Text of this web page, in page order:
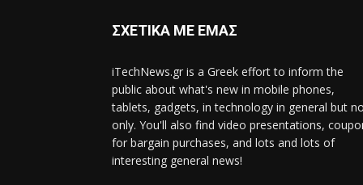
ΣΧΕΤΙΚΑ ΜΕ ΕΜΑΣ
iTechNews.gr is a Greek effort to inform the
public about what's new in mobile phones,
tablets, gadgets, in technology in general but
only. You'll also find video presentations,
for bargain purchases, and lots and lots of
interesting general news!